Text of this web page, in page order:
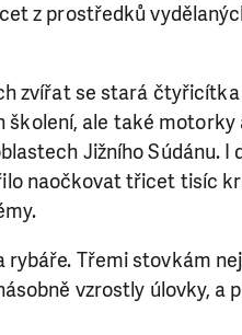
z prostředků
zvířat se stará
ale také motorky
Jižního Súdánu. I
naočkovat třicet tisíc
rybáře. Třemi stovkám
vzrostly úlovky, a